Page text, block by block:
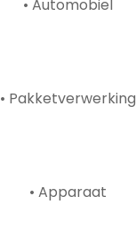
• Automobiel
• Pakketverwerking
• Apparaat